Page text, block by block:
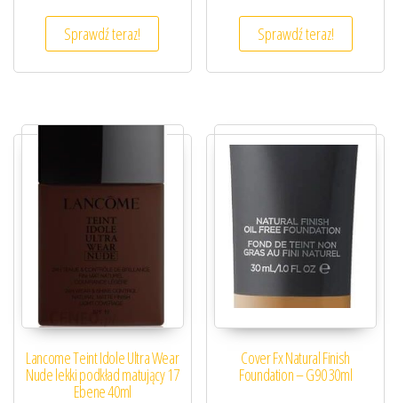
Sprawdź teraz! Sprawdź teraz!
Lancome Teint Idole Ultra Wear
Nude lekki podkład matujący 17
Ebene 40ml
Cover Fx Natural Finish
Foundation – G90 30ml